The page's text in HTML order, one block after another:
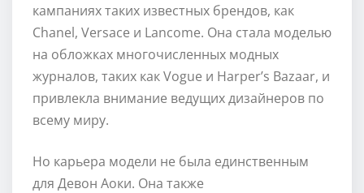
кампаниях таких известных брендов, как
Chanel, Versace и Lancome. Она стала моделью
на обложках многочисленных модных
журналов, таких как Vogue и Harper’s Bazaar, и
привлекла внимание ведущих дизайнеров по
всему миру.
Но карьера модели не была единственным
для Девон Аоки. Она также